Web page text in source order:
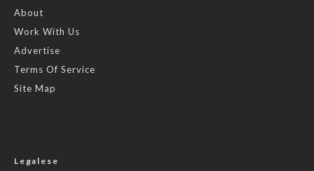
About
Work With Us
Advertise
Terms Of Service
Site Map
Legalese